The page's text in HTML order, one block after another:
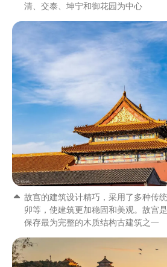
清、交泰、坤宁和御花园为中心
故宫的建筑设计精巧，采用了多种传
卯等，使建筑更加稳固和美观。故宫
保存最为完整的木质结构古建筑之一